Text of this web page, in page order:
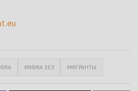
#МЯЖА З ЕЗ #МІГРАНТЫ